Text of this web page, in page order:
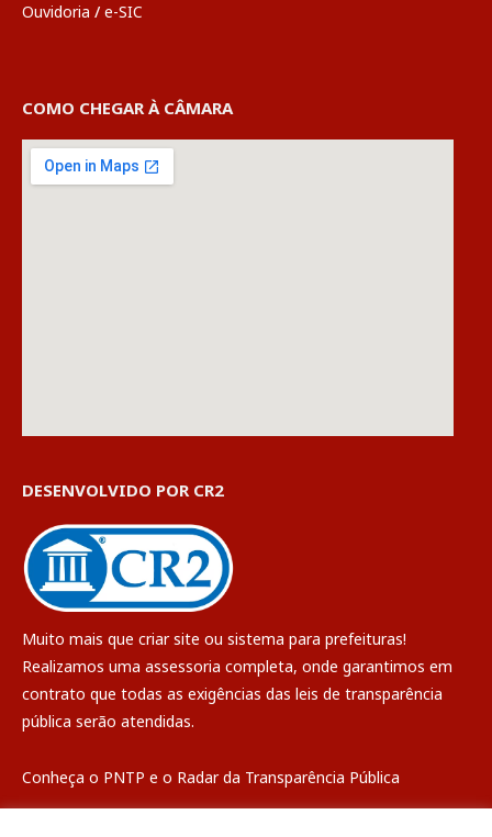
Ouvidoria / e-SIC
COMO CHEGAR À CÂMARA
DESENVOLVIDO POR CR2
Muito mais que criar site ou sistema para prefeituras!
Realizamos uma assessoria completa, onde garantimos em
contrato que todas as exigências das leis de transparência
pública serão atendidas.
Conheça o PNTP e o Radar da Transparência Pública